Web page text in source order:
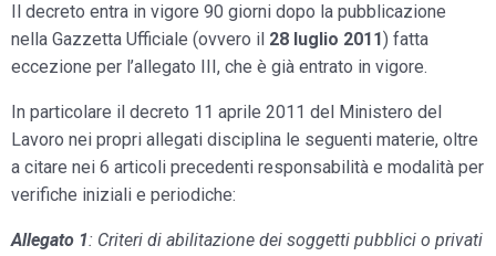
Il decreto entra in vigore 90 giorni dopo la pubblicazione
nella Gazzetta Ufficiale (ovvero il 28 luglio 2011) fatta
eccezione per l’allegato III, che è già entrato in vigore.
In particolare il decreto 11 aprile 2011 del Ministero del
Lavoro nei propri allegati disciplina le seguenti materie, oltre
a citare nei 6 articoli precedenti responsabilità e modalità per
verifiche iniziali e periodiche:
Allegato 1: Criteri di abilitazione dei soggetti pubblici o privati